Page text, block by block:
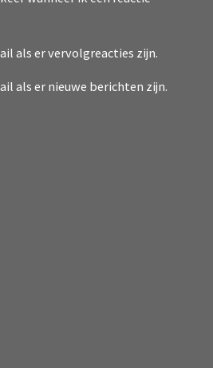
als er vervolgreacties zijn.
als er nieuwe berichten zijn.